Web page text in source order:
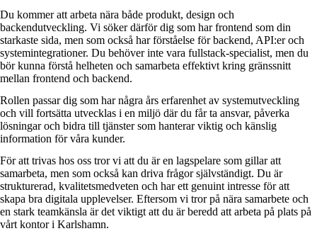
Du kommer att arbeta nära både produkt, design och
backendutveckling. Vi söker därför dig som har frontend som din
starkaste sida, men som också har förståelse för backend, API:er och
systemintegrationer. Du behöver inte vara fullstack-specialist, men du
bör kunna förstå helheten och samarbeta effektivt kring gränssnitt
mellan frontend och backend.
Rollen passar dig som har några års erfarenhet av systemutveckling
och vill fortsätta utvecklas i en miljö där du får ta ansvar, påverka
lösningar och bidra till tjänster som hanterar viktig och känslig
information för våra kunder.
För att trivas hos oss tror vi att du är en lagspelare som gillar att
samarbeta, men som också kan driva frågor självständigt. Du är
strukturerad, kvalitetsmedveten och har ett genuint intresse för att
skapa bra digitala upplevelser. Eftersom vi tror på nära samarbete och
en stark teamkänsla är det viktigt att du är beredd att arbeta på plats på
vårt kontor i Karlshamn.